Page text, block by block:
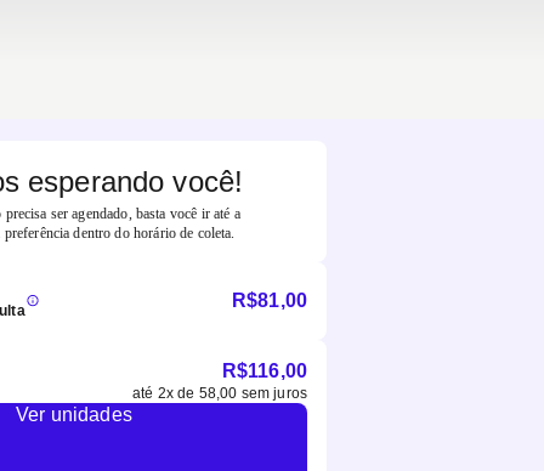
esperando você!
precisa ser agendado, basta você ir até a
preferência dentro do horário de coleta.
R$81,00
R$116,00
até 2x de 58,00 sem juros
Ver unidades